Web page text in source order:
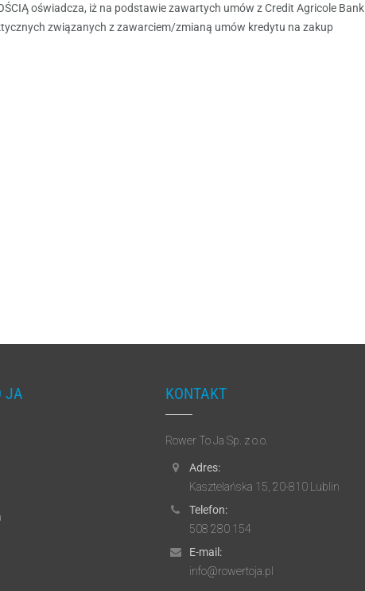
oświadcza, iż na podstawie zawartych umów z Credit Agricole Bank
związanych z zawarciem/zmianą umów kredytu na zakup
JA KONTAKT
Rower To Ja Sp. z o.o.
Adres:
Kasztelańska 15, 20-810 Lublin
Telefon:
508 280 154
E-mail:
info@rowertoja.pl